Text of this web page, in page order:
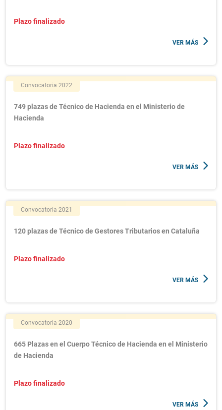
Plazo finalizado
VER MÁS
Convocatoria 2022
749 plazas de Técnico de Hacienda en el Ministerio de
Hacienda
Plazo finalizado
VER MÁS
Convocatoria 2021
120 plazas de Técnico de Gestores Tributarios en Cataluña
Plazo finalizado
VER MÁS
Convocatoria 2020
665 Plazas en el Cuerpo Técnico de Hacienda en el Ministerio
de Hacienda
Plazo finalizado
VER MÁS